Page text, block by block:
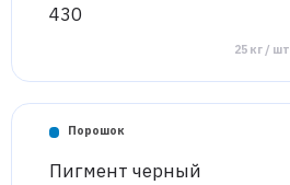
430
25 кг / шт
Порошок
Пигмент черный